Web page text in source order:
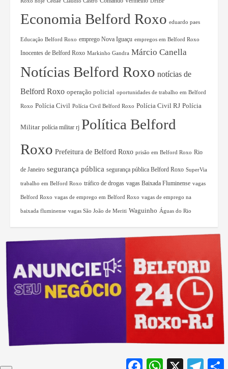
Economia Belford Roxo eduardo paes
Educação Belford Roxo emprego Nova Iguaçu empregos em Belford Roxo
Inocentes de Belford Roxo Markinho Gandra Márcio Canella
Notícias Belford Roxo notícias de
Belford Roxo operação policial oportunidades de trabalho em Belford
Roxo Polícia Civil Polícia Civil Belford Roxo Polícia Civil RJ Polícia
Militar polícia militar rj Política Belford
Roxo Prefeitura de Belford Roxo prisão em Belford Roxo Rio
de Janeiro segurança pública segurança pública Belford Roxo SuperVia
trabalho em Belford Roxo tráfico de drogas vagas Baixada Fluminense vagas
Belford Roxo vagas de emprego em Belford Roxo vagas de emprego na
baixada fluminense vagas São João de Meriti Waguinho Águas do Rio
FacebookWhatsApp
X